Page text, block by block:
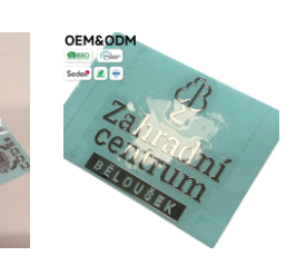
nalepnice s visokom
lepljivost za logotipove